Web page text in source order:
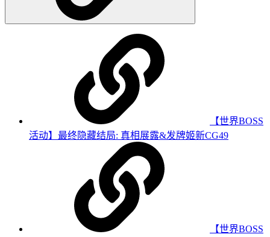
【世界BOSS
活动】最终隐藏结局: 真相展露&发牌姬新CG49
【世界BOSS